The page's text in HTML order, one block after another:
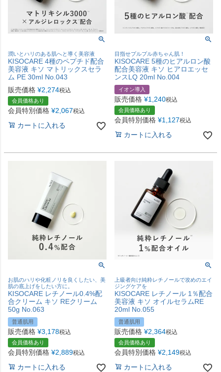
潤いとハリのある肌へと導く美容液
KISOCARE 4種のペプチド配合
美容液 キソ マトリックスセラ
ム PE 30ml No.043
販売価格 ¥2,274税込
会員価格あり
会員特別価格 ¥2,067税込
カートに入れる
目指せプルプル赤ちゃん肌！
KISOCARE 5種のヒアルロン酸
配合美容液 キソ ヒアロエッセ
ンスLQ 20ml No.004
イオン導入
販売価格 ¥1,240税込
会員価格あり
会員特別価格 ¥1,127税込
カートに入れる
お肌のハリや化粧ノリを良くしたい、美
肌の底上げをしたい方に。
KISOCARE レチノール0.4%配
合クリーム キソ REクリーム
50g No.063
普通肌用
販売価格 ¥3,178税込
会員価格あり
会員特別価格 ¥2,889税込
カートに入れる
上級者向け純粋レチノールで攻めのエイ
ジングケアを
KISOCARE レチノール 1％配合
美容液 キソ オイルセラムRE
20ml No.055
普通肌用
販売価格 ¥2,364税込
会員価格あり
会員特別価格 ¥2,149税込
カートに入れる